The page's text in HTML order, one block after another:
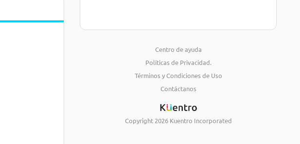
Centro de ayuda
Políticas de Privacidad.
Términos y Condiciones de Uso
Contáctanos
Copyright 2026 Kuentro Incorporated